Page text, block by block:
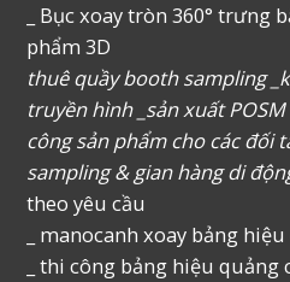
_ Bục xoay tròn 360° trưng
phẩm 3D
thuê quầy booth sampling
truyền hình _sản xuất
công sản phẩm cho các đối
sampling & gian hàng di
theo yêu cầu
_ manocanh xoay bảng
_ thi công bảng hiệu